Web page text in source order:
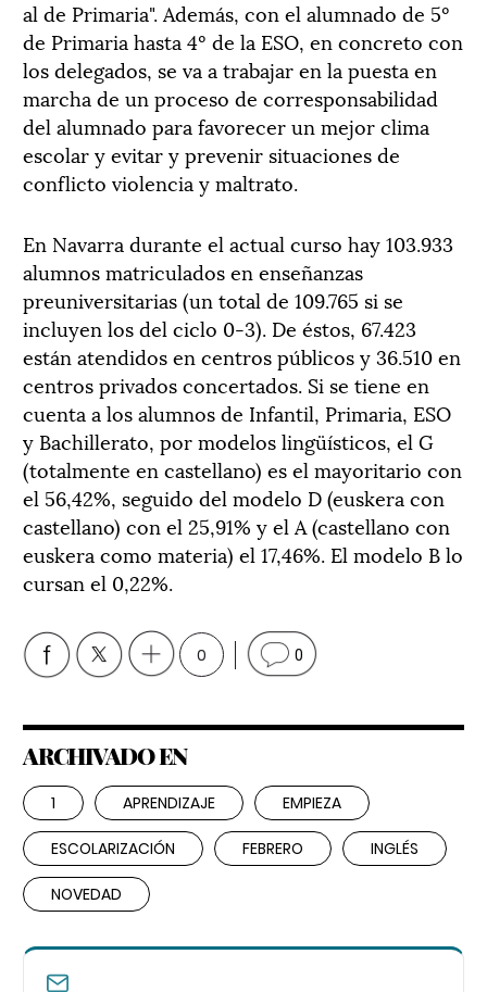
al de Primaria". Además, con el alumnado de 5º
de Primaria hasta 4º de la ESO, en concreto con
los delegados, se va a trabajar en la puesta en
marcha de un proceso de corresponsabilidad
del alumnado para favorecer un mejor clima
escolar y evitar y prevenir situaciones de
conflicto violencia y maltrato.
En Navarra durante el actual curso hay 103.933
alumnos matriculados en enseñanzas
preuniversitarias (un total de 109.765 si se
incluyen los del ciclo 0-3). De éstos, 67.423
están atendidos en centros públicos y 36.510 en
centros privados concertados. Si se tiene en
cuenta a los alumnos de Infantil, Primaria, ESO
y Bachillerato, por modelos lingüísticos, el G
(totalmente en castellano) es el mayoritario con
el 56,42%, seguido del modelo D (euskera con
castellano) con el 25,91% y el A (castellano con
euskera como materia) el 17,46%. El modelo B lo
cursan el 0,22%.
0 0
ARCHIVADO EN
1 APRENDIZAJE EMPIEZA
ESCOLARIZACIÓN FEBRERO INGLÉS
NOVEDAD